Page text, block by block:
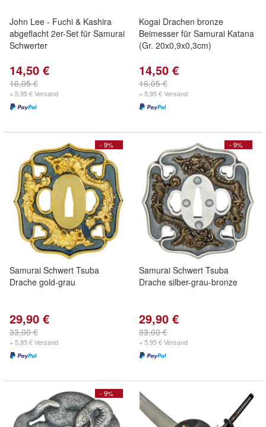
John Lee - Fuchi & Kashira
abgeflacht 2er-Set für Samurai
Schwerter
14,50 €
16,05 €
+ 5,95 € Versand
Kogai Drachen bronze
Beimesser für Samurai Katana
(Gr. 20x0,9x0,3cm)
14,50 €
16,05 €
+ 5,95 € Versand
- 9%
Samurai Schwert Tsuba
Drache gold-grau
29,90 €
33,00 €
+ 5,95 € Versand
- 9%
Samurai Schwert Tsuba
Drache silber-grau-bronze
29,90 €
33,00 €
+ 5,95 € Versand
- 9%